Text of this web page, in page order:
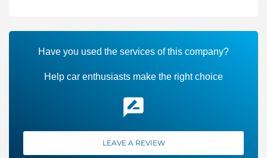
Have you used the services of this company?
Help car enthusiasts make the right choice
LEAVE A REVIEW